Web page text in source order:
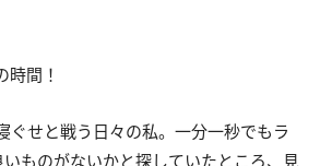
時間！
ぐせと戦う日々の私。一分一秒でもラ
ものがないかと探していたところ、見